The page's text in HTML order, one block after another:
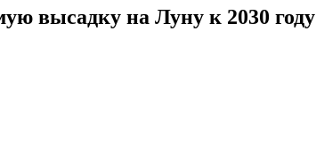
высадку на Луну к 2030 году